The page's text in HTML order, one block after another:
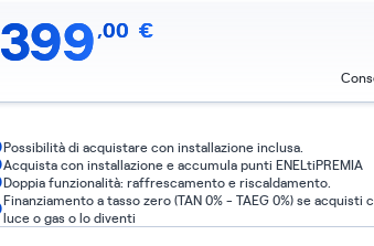
399,00 €
Possibilità di acquistare con installazione inclusa.
Acquista con installazione e accumula punti ENELtiPREMIA
Doppia funzionalità: raffrescamento e riscaldamento.
Finanziamento a tasso zero (TAN 0% - TAEG 0%) se
luce o gas o lo diventi